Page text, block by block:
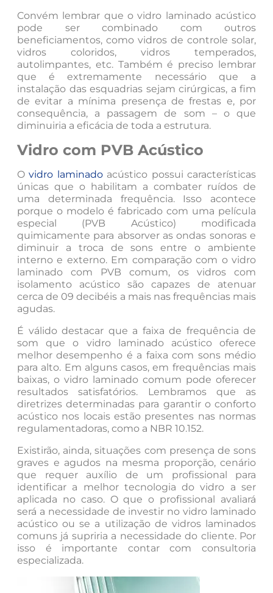
Convém lembrar que o vidro laminado acústico
pode ser combinado com outros
beneficiamentos, como vidros de controle solar,
vidros coloridos, vidros temperados,
autolimpantes, etc. Também é preciso lembrar
que é extremamente necessário que a
instalação das esquadrias sejam cirúrgicas, a fim
de evitar a mínima presença de frestas e, por
consequência, a passagem de som – o que
diminuiria a eficácia de toda a estrutura.
Vidro com PVB Acústico
Ovidro laminadoacústico possui características
únicas que o habilitam a combater ruídos de
uma determinada frequência. Isso acontece
porque o modelo é fabricado com uma película
especial (PVB Acústico) modificada
quimicamente para absorver as ondas sonoras e
diminuir a troca de sons entre o ambiente
interno e externo. Em comparação com o vidro
laminado com PVB comum, os vidros com
isolamento acústico são capazes de atenuar
cerca de 09 decibéis a mais nas frequências mais
agudas.
É válido destacar que a faixa de frequência de
som que o vidro laminado acústico oferece
melhor desempenho é a faixa com sons médio
para alto. Em alguns casos, em frequências mais
baixas, o vidro laminado comum pode oferecer
resultados satisfatórios. Lembramos que as
diretrizes determinadas para garantir o conforto
acústico nos locais estão presentes nas normas
regulamentadoras, como a NBR 10.152.
Existirão, ainda, situações com presença de sons
graves e agudos na mesma proporção, cenário
que requer auxílio de um profissional para
identificar a melhor tecnologia do vidro a ser
aplicada no caso. O que o profissional avaliará
será a necessidade de investir no vidro laminado
acústico ou se a utilização de vidros laminados
comuns já supriria a necessidade do cliente. Por
isso é importante contar com consultoria
especializada.